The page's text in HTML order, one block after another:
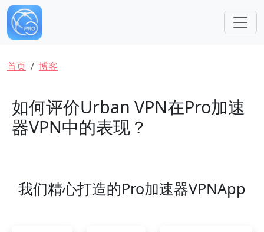
跳转到主要内容
面包屑
首页 博客
如何评价Urban VPN在Pro加速
器VPN中的表现？
我们精心打造的Pro加速器VPNApp